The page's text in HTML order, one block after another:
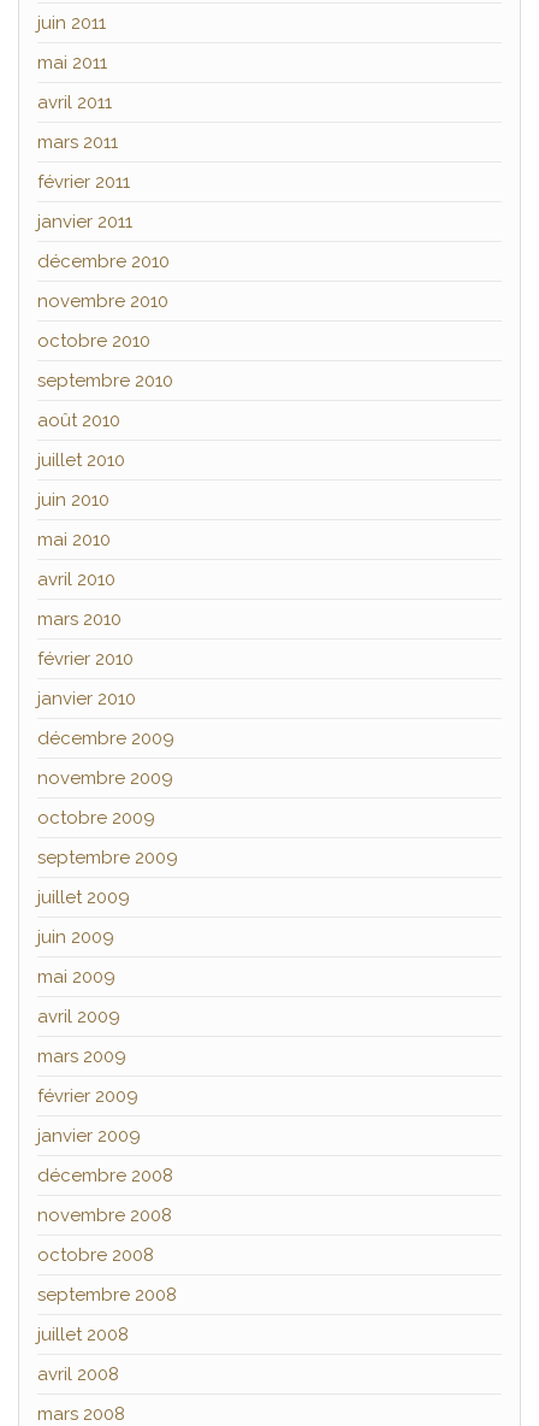
juin 2011
mai 2011
avril 2011
mars 2011
février 2011
janvier 2011
décembre 2010
novembre 2010
octobre 2010
septembre 2010
août 2010
juillet 2010
juin 2010
mai 2010
avril 2010
mars 2010
février 2010
janvier 2010
décembre 2009
novembre 2009
octobre 2009
septembre 2009
juillet 2009
juin 2009
mai 2009
avril 2009
mars 2009
février 2009
janvier 2009
décembre 2008
novembre 2008
octobre 2008
septembre 2008
juillet 2008
avril 2008
mars 2008